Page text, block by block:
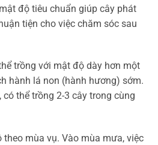
độ tiêu chuẩn giúp cây phát
tiện cho việc chăm sóc sau
trồng với mật độ dày hơn một
hành lá non (hành hương) sớm.
thể trồng 2-3 cây trong cùng
mùa vụ. Vào mùa mưa, việc